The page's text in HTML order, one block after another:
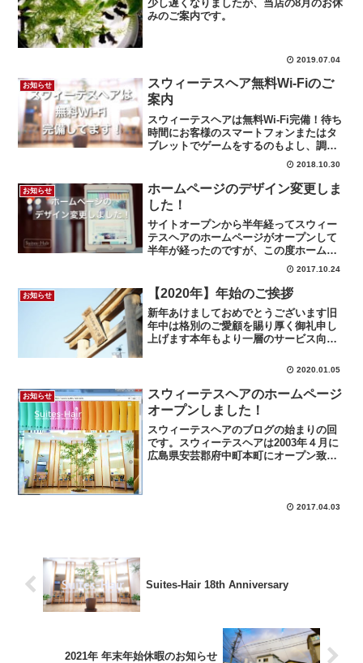
少し遅くなりましたが、当店の8月のお休
みのご案内です。
2019.07.04
お知らせ
スウィーテスヘア無料Wi-Fiのご
案内
スウィーテスヘアは無料Wi-Fi完備！待ち
時間にお客様のスマートフォンまたはタ
ブレットでゲームをするのもよし、調べ
物やネットショッピングまたは動画を観
たりSNSに利用したりしてもパケットや
ギガを気にする事無く楽しんで頂けま
す。また、お子様連れのお客様ならお子
様の携帯型ゲーム機でオンラインプレイ
もガッツリ遊べます！
2018.10.30
お知らせ
ホームページのデザイン変更しま
した！
サイトオープンから半年経ってスウィー
テスヘアのホームページがオープンして
半年が経ったのですが、この度ホームペ
ージをリニューアルいたしました！ 今
回はとにかくホームページを見ていただ
く方に、より見やすくなるようにとデザ
インを変更いたしました。...
2017.10.24
お知らせ 【2020年】年始のご挨拶
新年あけましておめでとうございます旧
年中は格別のご愛顧を賜り厚く御礼申し
上げます本年もより一層のサービス向上
存でございます今後ともご指導ご鞭撻の
筆ながら皆さまのご健康と...
2020.01.05
お知らせ
スウィーテスヘアのホームページ
オープンしました！
スウィーテスヘアのブログの始まりの回
です。スウィーテスヘアは2003年４月に
広島県安芸郡府中町本町にオープン致し
ーテスヘアは成り立っております。そん
2017.04.03
Suites-Hair 18th Anniversary
2021年 年末年始休暇のお知らせ